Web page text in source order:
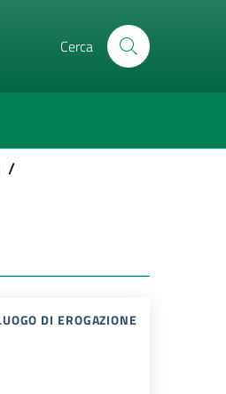
Cerca
/
DI EROGAZIONE